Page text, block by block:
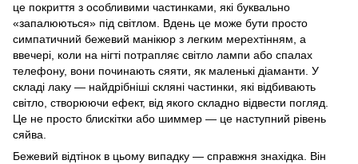
це покриття з особливими частинками, які буквально
«запалюються» під світлом. Вдень це може бути просто
симпатичний бежевий манікюр з легким мерехтінням, а
ввечері, коли на нігті потрапляє світло лампи або спалах
телефону, вони починають сяяти, як маленькі діаманти. У
складі лаку — найдрібніші скляні частинки, які відбивають
світло, створюючи ефект, від якого складно відвести погляд.
Це не просто блискітки або шиммер — це наступний рівень
сяйва.
Бежевий відтінок в цьому випадку — справжня знахідка. Він